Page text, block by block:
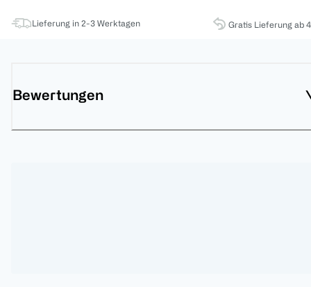
Lieferung in 2-3 Werktagen Gratis Lieferung ab
Bewertungen